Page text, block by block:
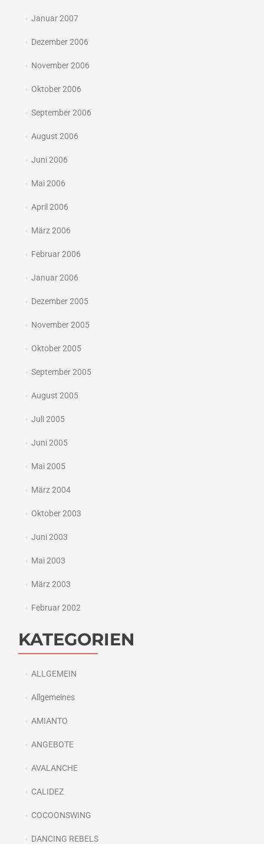
Januar 2007
Dezember 2006
November 2006
Oktober 2006
September 2006
August 2006
Juni 2006
Mai 2006
April 2006
März 2006
Februar 2006
Januar 2006
Dezember 2005
November 2005
Oktober 2005
September 2005
August 2005
Juli 2005
Juni 2005
Mai 2005
März 2004
Oktober 2003
Juni 2003
Mai 2003
März 2003
Februar 2002
KATEGORIEN
ALLGEMEIN
Allgemeines
AMIANTO
ANGEBOTE
AVALANCHE
CALIDEZ
COCOONSWING
DANCING REBELS